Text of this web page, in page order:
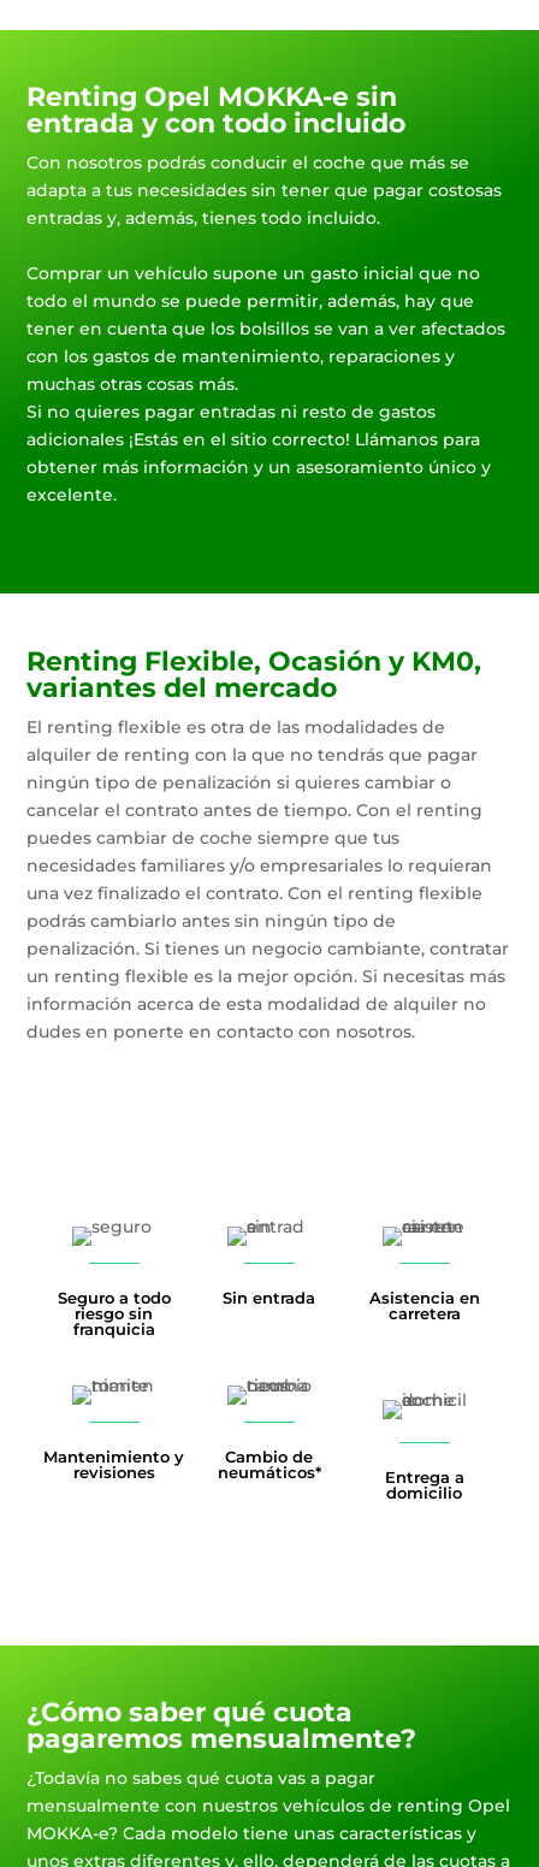
Renting Opel MOKKA-e sin
entrada y con todo incluido
Con nosotros podrás conducir el coche que más se
adapta a tus necesidades sin tener que pagar costosas
entradas y, además, tienes todo incluido.
Comprar un vehículo supone un gasto inicial que no
todo el mundo se puede permitir, además, hay que
tener en cuenta que los bolsillos se van a ver afectados
con los gastos de mantenimiento, reparaciones y
muchas otras cosas más.
Si no quieres pagar entradas ni resto de gastos
adicionales ¡Estás en el sitio correcto! Llámanos para
obtener más información y un asesoramiento único y
excelente.
Renting Flexible, Ocasión y KM0,
variantes del mercado
El renting flexible es otra de las modalidades de
alquiler de renting con la que no tendrás que pagar
ningún tipo de penalización si quieres cambiar o
cancelar el contrato antes de tiempo. Con el renting
puedes cambiar de coche siempre que tus
necesidades familiares y/o empresariales lo requieran
una vez finalizado el contrato. Con el renting flexible
podrás cambiarlo antes sin ningún tipo de
penalización. Si tienes un negocio cambiante, contratar
un renting flexible es la mejor opción. Si necesitas más
información acerca de esta modalidad de alquiler no
dudes en ponerte en contacto con nosotros.
Seguro a todo
riesgo sin
franquicia
Sin entrada
Asistencia en
carretera
Mantenimiento y
revisiones
Cambio de
neumáticos*
Entrega a
domicilio
¿Cómo saber qué cuota
pagaremos mensualmente?
¿Todavía no sabes qué cuota vas a pagar
mensualmente con nuestros vehículos de renting Opel
MOKKA-e? Cada modelo tiene unas características y
unos extras diferentes y, ello, dependerá de las cuotas a